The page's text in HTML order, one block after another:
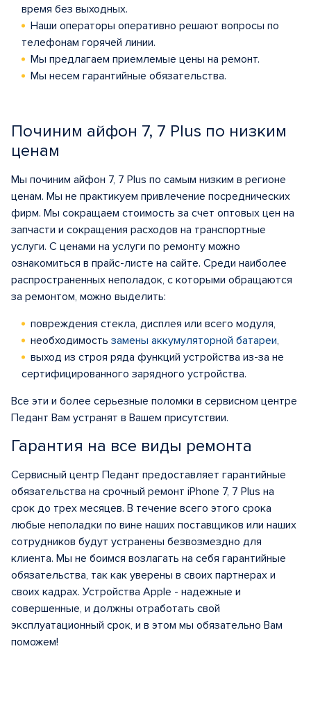
время без выходных.
Наши операторы оперативно решают вопросы по
телефонам горячей линии.
Мы предлагаем приемлемые цены на ремонт.
Мы несем гарантийные обязательства.
Починим айфон 7, 7 Plus по низким
ценам
Мы починим айфон 7, 7 Plus по самым низким в регионе
ценам. Мы не практикуем привлечение посреднических
фирм. Мы сокращаем стоимость за счет оптовых цен на
запчасти и сокращения расходов на транспортные
услуги. С ценами на услуги по ремонту можно
ознакомиться в прайс-листе на сайте. Среди наиболее
распространенных неполадок, с которыми обращаются
за ремонтом, можно выделить:
повреждения стекла, дисплея или всего модуля,
необходимость замены аккумуляторной батареи,
выход из строя ряда функций устройства из-за не
сертифицированного зарядного устройства.
Все эти и более серьезные поломки в сервисном центре
Педант Вам устранят в Вашем присутствии.
Гарантия на все виды ремонта
Сервисный центр Педант предоставляет гарантийные
обязательства на срочный ремонт iPhone 7, 7 Plus на
срок до трех месяцев. В течение всего этого срока
любые неполадки по вине наших поставщиков или наших
сотрудников будут устранены безвозмездно для
клиента. Мы не боимся возлагать на себя гарантийные
обязательства, так как уверены в своих партнерах и
своих кадрах. Устройства Apple - надежные и
совершенные, и должны отработать свой
эксплуатационный срок, и в этом мы обязательно Вам
поможем!